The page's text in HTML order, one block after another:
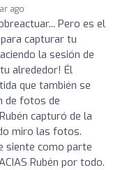
ago
Pero es el
capturar tu
la sesión de
alrededor! Él
que también se
de fotos de
capturó de la
miro las fotos.
siente como parte
Rubén por todo.